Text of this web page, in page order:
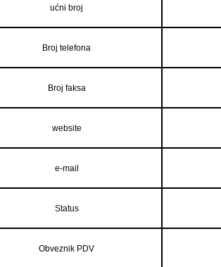
ućni broj
Broj telefona
Broj faksa
website
e-mail
Status
Obveznik PDV